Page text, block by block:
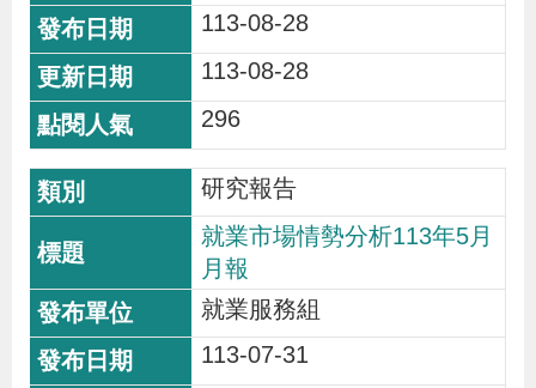
113-08-28
113-08-28
296
研究報告
就業市場情勢分析113年5月
月報
就業服務組
113-07-31